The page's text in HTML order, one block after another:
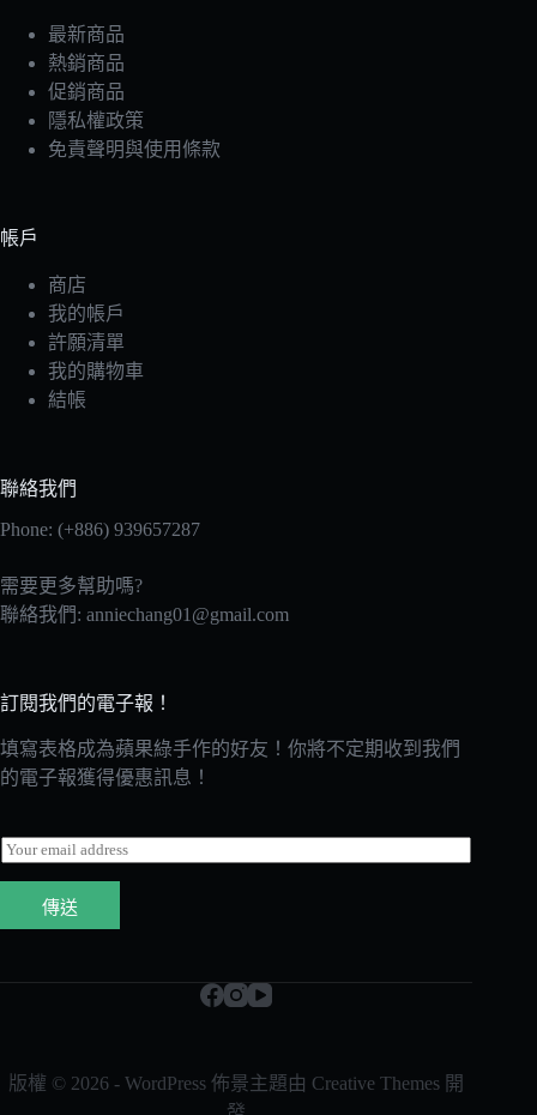
最新商品
熱銷商品
促銷商品
隱私權政策
免責聲明與使用條款
帳戶
商店
我的帳戶
許願清單
我的購物車
結帳
聯絡我們
Phone: (+886) 939657287
需要更多幫助嗎?
聯絡我們: anniechang01@gmail.com
訂閱我們的電子報！
填寫表格成為蘋果綠手作的好友！你將不定期收到我們
的電子報獲得優惠訊息！
E
m
a
l
傳送
版權 © 2026 - WordPress 佈景主題由 Creative Themes 開